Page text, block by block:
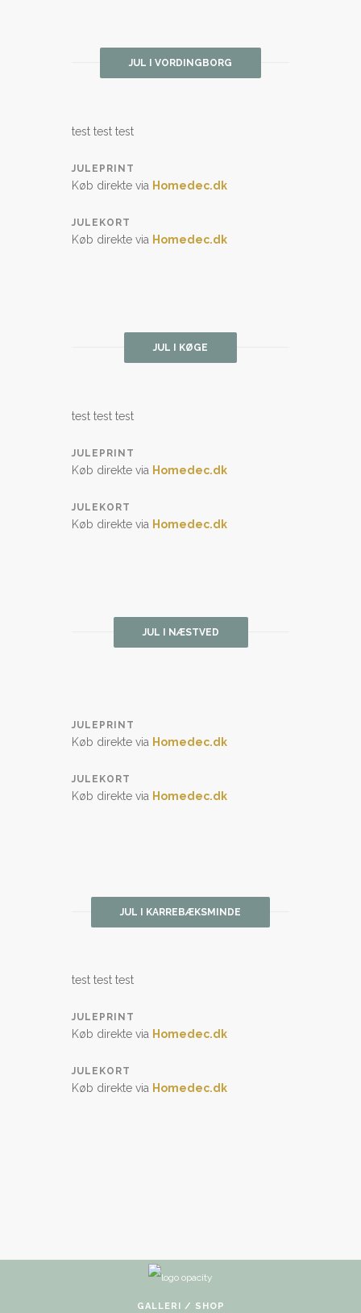
JUL I VORDINGBORG
test test test
JULEPRINT
Køb direkte via Homedec.dk
JULEKORT
Køb direkte via Homedec.dk
JUL I KØGE
test test test
JULEPRINT
Køb direkte via Homedec.dk
JULEKORT
Køb direkte via Homedec.dk
JUL I NÆSTVED
JULEPRINT
Køb direkte via Homedec.dk
JULEKORT
Køb direkte via Homedec.dk
JUL I KARREBÆKSMINDE
test test test
JULEPRINT
Køb direkte via Homedec.dk
JULEKORT
Køb direkte via Homedec.dk
GALLERI / SHOP